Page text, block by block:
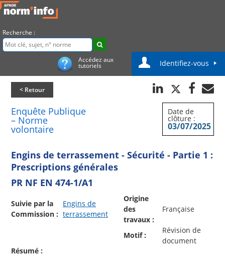
Recherche :
Accédez aux
tutoriels Identifiez-vous
< Retour
Enquête Publique
– Norme
volontaire
Date de
clôture :
03/07/2025
Engins de terrassement - Sécurité - Partie 1 :
Prescriptions générales
PR NF EN 474-1/A1
Suivie par la
Commission :
Engins de
terrassement
Origine
des
travaux :
Française
Motif :
Révision de
document
Résumé :